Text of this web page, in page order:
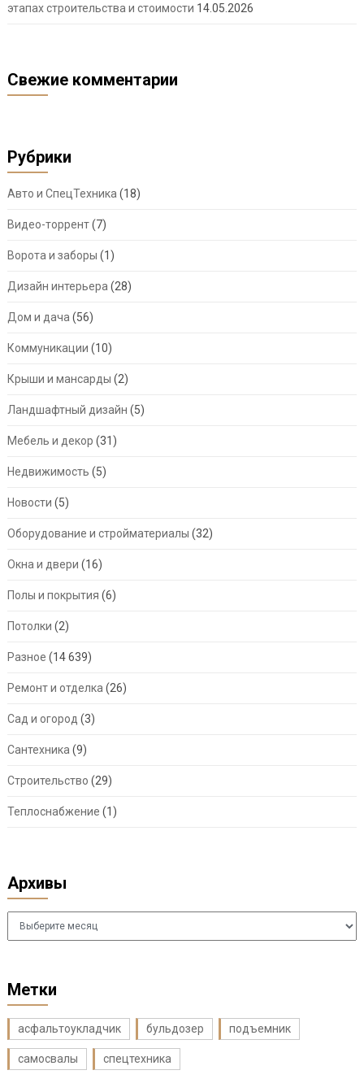
этапах строительства и стоимости 14.05.2026
Свежие комментарии
Рубрики
Авто и СпецТехника (18)
Видео-торрент(7)
Ворота и заборы (1)
Дизайн интерьера (28)
Дом и дача (56)
Коммуникации (10)
Крыши и мансарды (2)
Ландшафтный дизайн (5)
Мебель и декор (31)
Недвижимость (5)
Новости (5)
Оборудование и стройматериалы (32)
Окна и двери (16)
Полы и покрытия (6)
Потолки (2)
Разное (14 639)
Ремонт и отделка (26)
Сад и огород (3)
Сантехника (9)
Строительство (29)
Теплоснабжение (1)
Архивы
Архивы
Метки
асфальтоукладчик бульдозер подъемник
самосвалы спецтехника